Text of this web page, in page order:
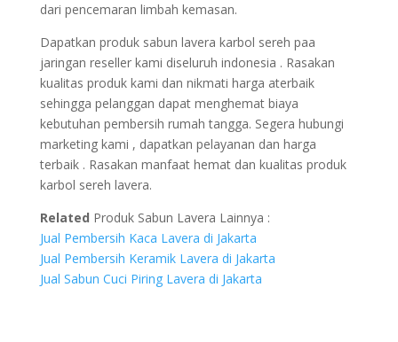
dari pencemaran limbah kemasan.
Dapatkan produk sabun lavera karbol sereh paa
jaringan reseller kami diseluruh indonesia . Rasakan
kualitas produk kami dan nikmati harga aterbaik
sehingga pelanggan dapat menghemat biaya
kebutuhan pembersih rumah tangga. Segera hubungi
marketing kami , dapatkan pelayanan dan harga
terbaik . Rasakan manfaat hemat dan kualitas produk
karbol sereh lavera.
Related Produk Sabun Lavera Lainnya :
Jual Pembersih Kaca Lavera di Jakarta
Jual Pembersih Keramik Lavera di Jakarta
Jual Sabun Cuci Piring Lavera di Jakarta